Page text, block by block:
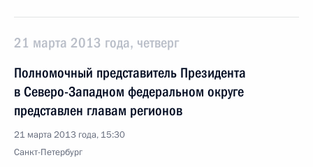
21 марта 2013 года, четверг
Полномочный представитель Президента
в Северо-Западном федеральном округе
представлен главам регионов
21 марта 2013 года, 15:30
Санкт-Петербург